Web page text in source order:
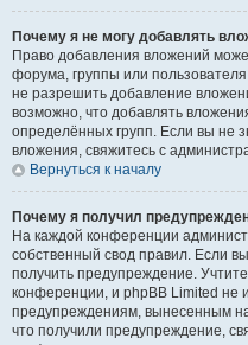
Почему я не могу добавлять
Право добавления вложений
форума, группы или
не разрешить добавление
возможно, что добавлять
определённых групп. Если вы не
вложения, свяжитесь с
Вернуться к началу
Почему я получил
На каждой конференции
собственный свод правил. Если
получить предупреждение.
конференции, и phpBB Limited не
предупреждениям, вынесенным
что получили предупреждение,